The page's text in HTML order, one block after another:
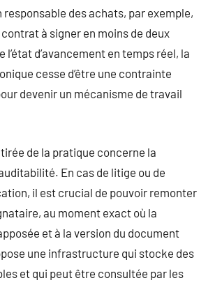
responsable des achats, par exemple,
à signer en moins de deux
l’état d’avancement en temps réel, la
cesse d’être une contrainte
devenir un mécanisme de travail
de la pratique concerne la
En cas de litige ou de
il est crucial de pouvoir remonter
au moment exact où la
et à la version du document
une infrastructure qui stocke des
et qui peut être consultée par les